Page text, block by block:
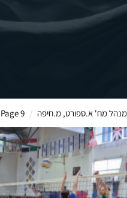
מח' א.ספורט, מ.חיפה Page 9